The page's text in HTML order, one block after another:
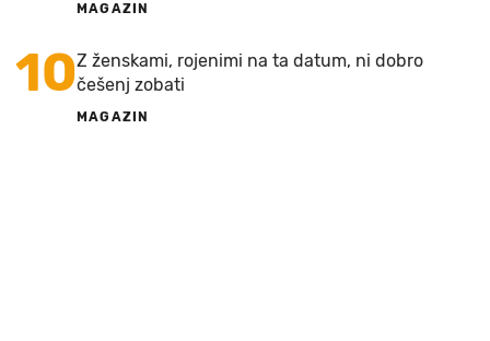
MAGAZIN
10Z ženskami, rojenimi na ta datum, ni dobro
češenj zobati
MAGAZIN